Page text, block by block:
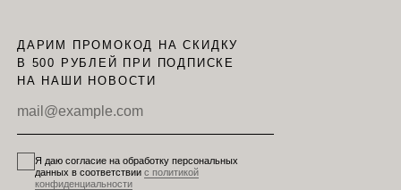
Я даю согласие на обработку персональных
данных в соответствии с политикой
конфиденциальности
ДАРИМ ПРОМОКОД НА СКИДКУ
В 500 РУБЛЕЙ ПРИ ПОДПИСКЕ
НА НАШИ НОВОСТИ